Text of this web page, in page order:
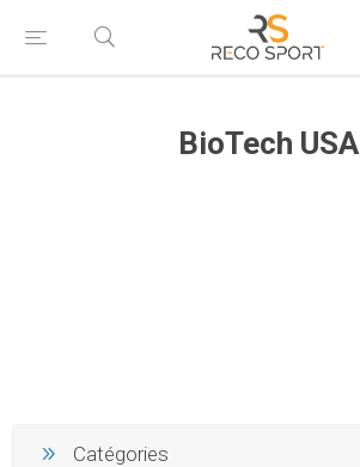
BioTech USA
Catégories